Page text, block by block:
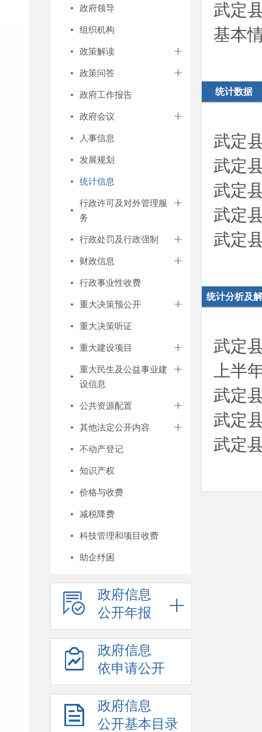
政府领导
组织机构
政策解读
政策问答
政府工作报告
政府会议
人事信息
发展规划
统计信息
行政许可及对外管理服
务
行政处罚及行政强制
财政信息
行政事业性收费
重大决策预公开
重大决策听证
重大建设项目
重大民生及公益事业建
设信息
公共资源配置
其他法定公开内容
不动产登记
知识产权
价格与收费
减税降费
科技管理和项目收费
助企纾困
政府信息
公开年报
政府信息
依申请公开
政府信息
公开基本目录
武定
基本
统计数据
武定
武定
武定
武定
武定
统计分析及
武定
上半
武定
武定
武定